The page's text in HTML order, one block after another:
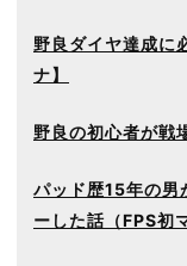
野良ダイヤ達成に
ナ】
野良の初心者が戦
パッド歴15年の
ーした話（FPS初